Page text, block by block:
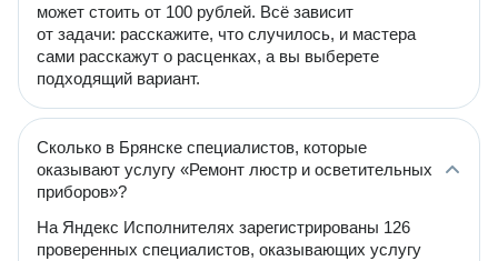
может стоить от 100 рублей. Всё зависит
от задачи: расскажите, что случилось, и мастера
сами расскажут о расценках, а вы выберете
подходящий вариант.
Сколько в Брянске специалистов, которые
оказывают услугу «Ремонт люстр и осветительных
приборов»?
На Яндекс Исполнителях зарегистрированы 126
проверенных специалистов, оказывающих услугу